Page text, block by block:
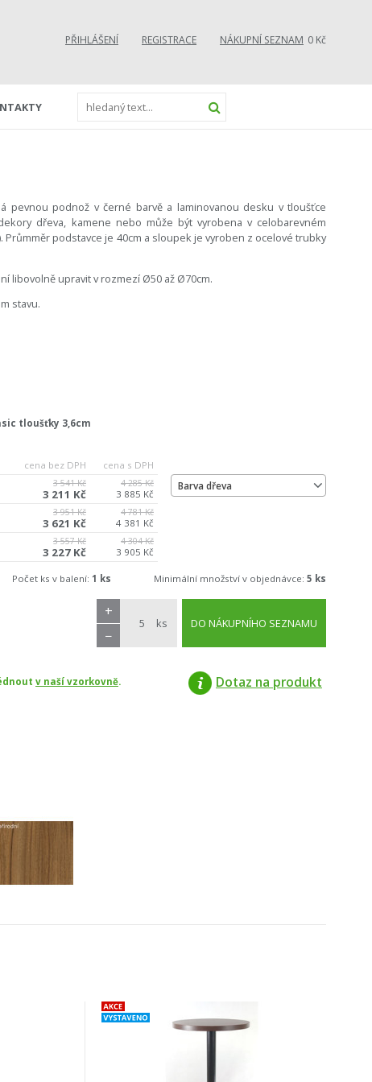
PŘIHLÁŠENÍ REGISTRACE NÁKUPNÍ SEZNAM 0 Kč
pevnou podnož v černé barvě a laminovanou desku v tloušťce
dřeva, kamene nebo může být vyrobena v celobarevném
Průmměr podstavce je 40cm a sloupek je vyroben z ocelové trubky
libovolně upravit v rozmezí Ø50 až Ø70cm.
stavu.
tloušťky 3,6cm
cena bez DPH
cena s DPH
3 541 Kč
3 211 Kč
4 285 Kč
3 885 Kč
3 951 Kč
3 621 Kč
4 781 Kč
4 381 Kč
3 557 Kč
3 227 Kč
4 304 Kč
3 905 Kč
Barva dřeva
Počet ks v balení: 1 ks Minimální množství v objednávce: 5 ks
ks
+
−
DO NÁKUPNÍHO SEZNAMU
v naší vzorkovně. Dotaz na produkt